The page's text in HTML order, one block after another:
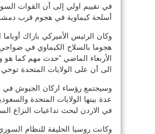
في تقييم اولي إلى أن القوات
أسلحة كيماوية في هجوم قرب
وكان الرئيس الأميركي باراك
هجوما بالسلاح الكيماوي في
الأربعاء الماضي “حدث مهم كما هو
الى أن على الولايات المتحدة
وسيجتمع رؤساء اركان الجيوش في
عدة بينها الولايات المتحدة
في الاردن لبحث تداعيات النزاع
وكانت روسيا الحليفة للنظام